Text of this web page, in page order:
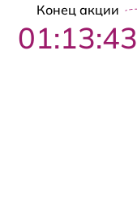
Конец акции
01:13:42